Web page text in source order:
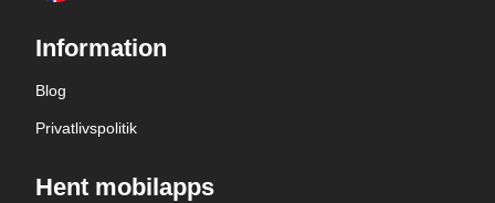
Information
Blog
Privatlivspolitik
Hent mobilapps